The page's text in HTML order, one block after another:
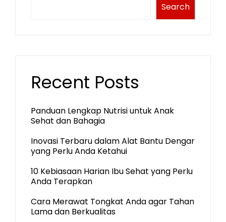
Search
Recent Posts
Panduan Lengkap Nutrisi untuk Anak
Sehat dan Bahagia
Inovasi Terbaru dalam Alat Bantu Dengar
yang Perlu Anda Ketahui
10 Kebiasaan Harian Ibu Sehat yang Perlu
Anda Terapkan
Cara Merawat Tongkat Anda agar Tahan
Lama dan Berkualitas